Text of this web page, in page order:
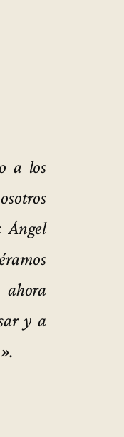
a los
Ángel
y a